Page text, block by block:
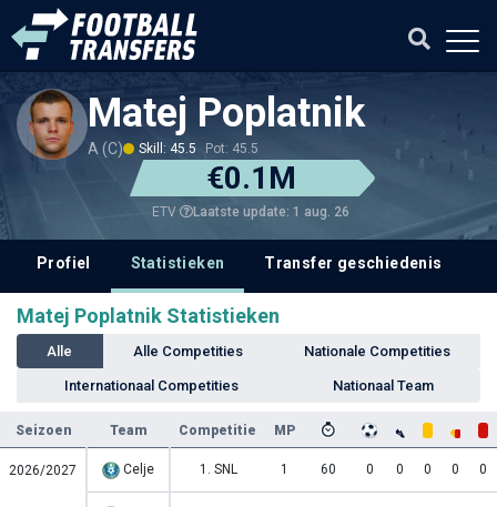
Matej Poplatnik
A (C) Skill: 45.5 Pot: 45.5
€0.1M
ETV Laatste update: 1 aug. 26
Profiel Statistieken Transfer geschiedenis
Matej Poplatnik Statistieken
Alle Alle Competities Nationale Competities
Internationaal Competities Nationaal Team
Seizoen Team Competitie MP
2026/2027 Celje 1. SNL 1 60 0 0 0 0 0